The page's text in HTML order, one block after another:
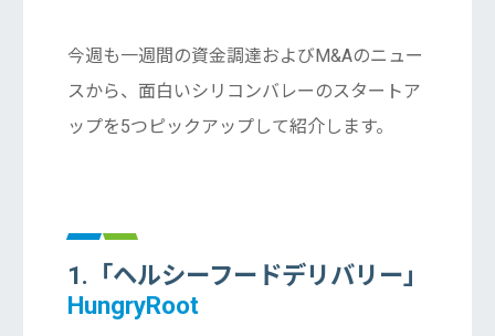
今週も一週間の資金調達およびM&Aのニュー
スから、面白いシリコンバレーのスタートア
ップを5つピックアップして紹介します。
1.「ヘルシーフードデリバリー」
HungryRoot